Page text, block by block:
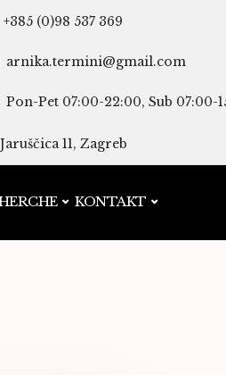
+385 (0)98 537 369
arnika.termini@gmail.com
Pon-Pet 07:00-22:00, Sub 07:00-
Jaruščica 11, Zagreb
KONTAKT